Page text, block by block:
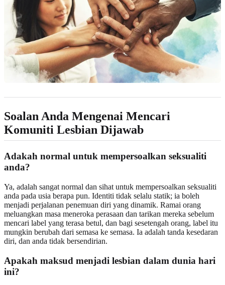
Soalan Anda Mengenai Mencari
Komuniti Lesbian Dijawab
Adakah normal untuk mempersoalkan seksualiti
anda?
Ya, adalah sangat normal dan sihat untuk mempersoalkan seksualiti
anda pada usia berapa pun. Identiti tidak selalu statik; ia boleh
menjadi perjalanan penemuan diri yang dinamik. Ramai orang
meluangkan masa meneroka perasaan dan tarikan mereka sebelum
mencari label yang terasa betul, dan bagi sesetengah orang, label itu
mungkin berubah dari semasa ke semasa. Ia adalah tanda kesedaran
diri, dan anda tidak bersendirian.
Apakah maksud menjadi lesbian dalam dunia hari
ini?